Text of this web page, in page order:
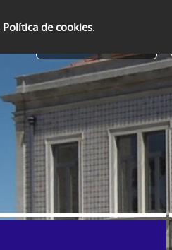
Política de cookies.